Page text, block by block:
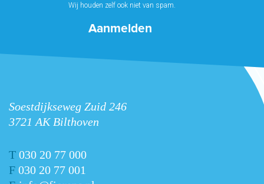
Wij houden zelf ook niet van spam.
Soestdijkseweg Zuid 246
3721 AK Bilthoven
T 030 20 77 000
F 030 20 77 001